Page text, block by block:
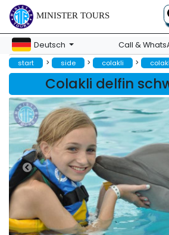
MINISTER TOURS
Deutsch Call &
start > side > colakli >
Colakli delfin